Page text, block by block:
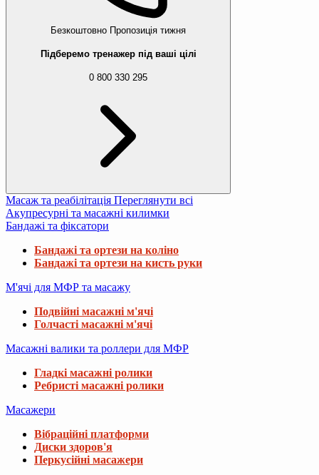
Безкоштовно Пропозиція тижня
Підберемо тренажер під ваші цілі
0 800 330 295
Масаж та реабілітація Переглянути всі
Акупресурні та масажні килимки
Бандажі та фіксатори
Бандажі та ортези на коліно
Бандажі та ортези на кисть руки
М'ячі для МФР та масажу
Подвійні масажні м'ячі
Голчасті масажні м'ячі
Масажні валики та роллери для МФР
Гладкі масажні ролики
Ребристі масажні ролики
Масажери
Вібраційні платформи
Диски здоров'я
Перкусійні масажери